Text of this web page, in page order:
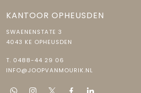
KANTOOR OPHEUSDEN
SWAENENSTATE 3
4043 KE OPHEUSDEN
T. 0488-44 29 06
INFO@JOOPVANMOURIK.NL